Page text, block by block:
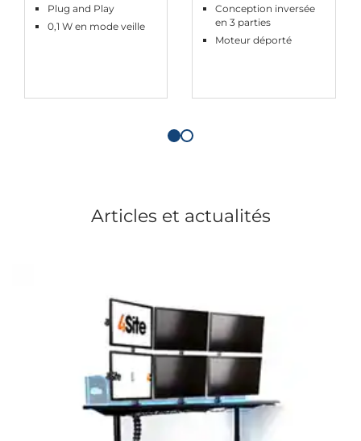
Plug and Play
0,1 W en mode veille
Conception inversée
en 3 parties
Moteur déporté
Articles et actualités